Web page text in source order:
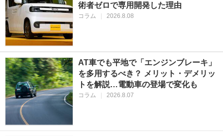
術者ゼロで専用開発した理由
コラム 2026.8.08
AT車でも平地で「エンジンブレーキ」
を多用するべき？ メリット・デメリッ
トを解説…電動車の登場で変化も
コラム 2026.8.07